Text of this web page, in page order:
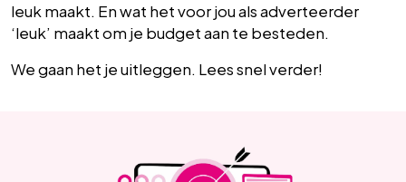
leuk maakt. En wat het voor jou als adverteerder
‘leuk’ maakt om je budget aan te besteden.
We gaan het je uitleggen. Lees snel verder!